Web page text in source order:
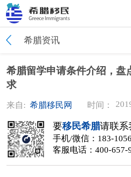
希腊资讯
希腊留学申请条件介绍，盘
求
来自: 希腊移民网 时间：
要移民希腊请联系
手机/微信： 183-
客服电话： 400-657-